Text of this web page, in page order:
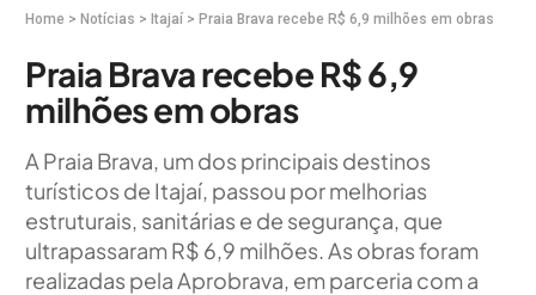
Home > Notícias > Itajaí > Praia Brava recebe R$ 6,9 milhões em obras
Praia Brava recebe R$ 6,9
milhões em obras
A Praia Brava, um dos principais destinos
turísticos de Itajaí, passou por melhorias
estruturais, sanitárias e de segurança, que
ultrapassaram R$ 6,9 milhões. As obras foram
realizadas pela Aprobrava, em parceria com a